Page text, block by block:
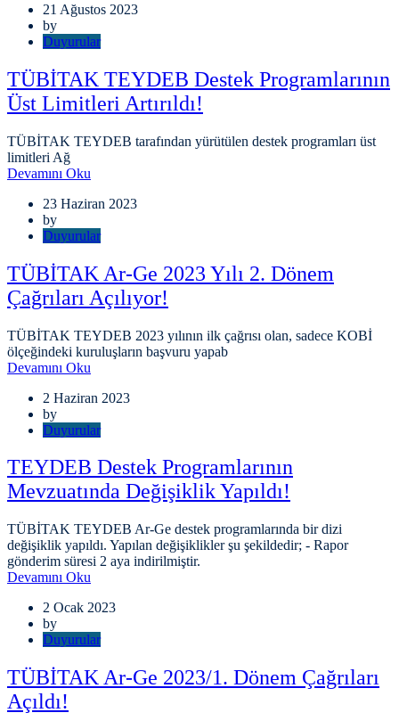
21 Ağustos 2023
by
Duyurular
TÜBİTAK TEYDEB Destek Programlarının
Üst Limitleri Artırıldı!
TÜBİTAK TEYDEB tarafından yürütülen destek programları üst
limitleri Ağ
Devamını Oku
23 Haziran 2023
by
Duyurular
TÜBİTAK Ar-Ge 2023 Yılı 2. Dönem
Çağrıları Açılıyor!
TÜBİTAK TEYDEB 2023 yılının ilk çağrısı olan, sadece KOBİ
ölçeğindeki kuruluşların başvuru yapab
Devamını Oku
2 Haziran 2023
by
Duyurular
TEYDEB Destek Programlarının
Mevzuatında Değişiklik Yapıldı!
TÜBİTAK TEYDEB Ar-Ge destek programlarında bir dizi
değişiklik yapıldı. Yapılan değişiklikler şu şekildedir; - Rapor
gönderim süresi 2 aya indirilmiştir.
Devamını Oku
2 Ocak 2023
by
Duyurular
TÜBİTAK Ar-Ge 2023/1. Dönem Çağrıları
Açıldı!